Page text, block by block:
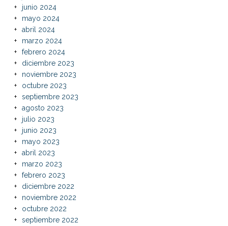
junio 2024
mayo 2024
abril 2024
marzo 2024
febrero 2024
diciembre 2023
noviembre 2023
octubre 2023
septiembre 2023
agosto 2023
julio 2023
junio 2023
mayo 2023
abril 2023
marzo 2023
febrero 2023
diciembre 2022
noviembre 2022
octubre 2022
septiembre 2022